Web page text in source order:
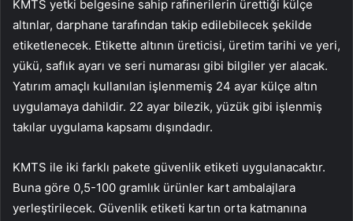
KMTS yetki belgesine sahip rafinerilerin ürettiği külçe
altınlar, darphane tarafından takip edilebilecek şekilde
etiketlenecek. Etikette altının üreticisi, üretim tarihi ve yeri,
yükü, saflık ayarı ve seri numarası gibi bilgiler yer alacak.
Yatırım amaçlı kullanılan işlenmemiş 24 ayar külçe altın
uygulamaya dahildir. 22 ayar bilezik, yüzük gibi işlenmiş
takılar uygulama kapsamı dışındadır.
KMTS ile iki farklı pakete güvenlik etiketi uygulanacaktır.
Buna göre 0,5-100 gramlık ürünler kart ambalajlara
yerleştirilecek. Güvenlik etiketi kartın orta katmanına